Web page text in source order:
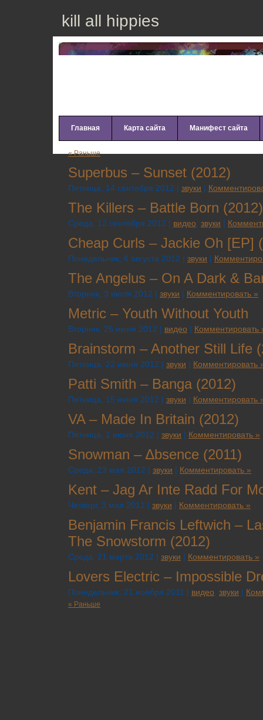
kill all hippies
Главная Карта сайта Манифест сайта
« Раньше
Superbus – Sunset (2012)
Пятница, 14 сентября 2012 | звуки |
The Killers – Battle Born (2012)
Среда, 12 сентября 2012 | видео звуки |
Cheap Curls – Jackie Oh [EP]
Понедельник, 6 августа 2012 | звуки |
The Angelus – On A Dark &
Вторник, 3 июля 2012 | звуки | Комментировать »
Metric – Youth Without Youth
Вторник, 26 июня 2012 | видео | Комментировать
Brainstorm – Another Still Life
Пятница, 22 июня 2012 | звуки | Комментировать
Patti Smith – Banga (2012)
Пятница, 15 июня 2012 | звуки | Комментировать
VA – Made In Britain (2012)
Пятница, 1 июня 2012 | звуки | Комментировать »
Snowman – ∆bsence (2011)
Среда, 23 мая 2012 | звуки | Комментировать »
Kent – Jag Ar Inte Radd For
Четверг, 3 мая 2012 | звуки | Комментировать »
Benjamin Francis Leftwich –
The Snowstorm (2012)
Среда, 21 марта 2012 | звуки | Комментировать »
Lovers Electric – Impossible
Понедельник, 21 ноября 2011 | видео звуки |
« Раньше